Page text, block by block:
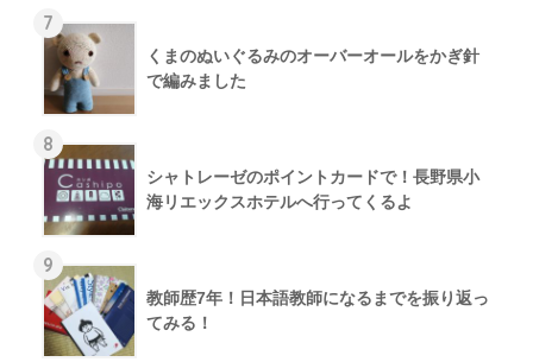
7
くまのぬいぐるみのオーバーオールをかぎ針
で編みました
8
シャトレーゼのポイントカードで！長野県小
海リエックスホテルへ行ってくるよ
9
教師歴7年！日本語教師になるまでを振り返っ
てみる！